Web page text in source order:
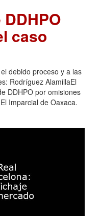
caso
debido proceso y a las
Rodríguez AlamillaEl
DDHPO por omisiones
Imparcial de Oaxaca.